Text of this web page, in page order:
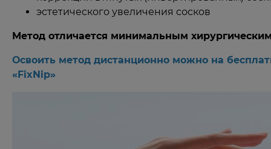
эстетического увеличения сосков
Метод отличается минимальным
Освоить метод дистанционно можно на
«FixNip»